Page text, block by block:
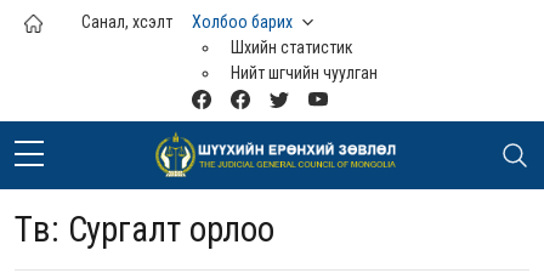
Үндсэн агуулга руу шилжих
Санал, хүсэлт
Холбоо барих
Шүүхийн статистик
Нийт шүүгчийн чуулган
Төв: Сургалт орлоо